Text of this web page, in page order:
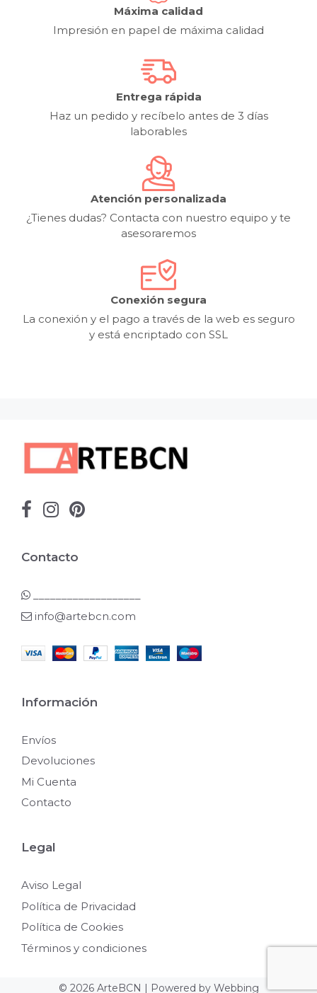
Máxima calidad
Impresión en papel de máxima calidad
Entrega rápida
Haz un pedido y recíbelo antes de 3 días
laborables
Atención personalizada
¿Tienes dudas? Contacta con nuestro equipo y te
asesoraremos
Conexión segura
La conexión y el pago a través de la web es seguro
y está encriptado con SSL
Contacto
info@artebcn.com
Información
Envíos
Devoluciones
Mi Cuenta
Contacto
Legal
Aviso Legal
Política de Privacidad
Política de Cookies
Términos y condiciones
© 2026 ArteBCN | Powered by Webbing